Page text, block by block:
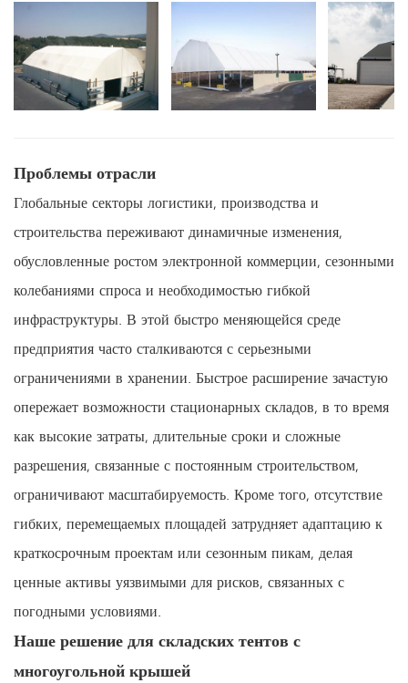
Проблемы отрасли
Глобальные секторы логистики, производства и
строительства переживают динамичные изменения,
обусловленные ростом электронной коммерции, сезонными
колебаниями спроса и необходимостью гибкой
инфраструктуры. В этой быстро меняющейся среде
предприятия часто сталкиваются с серьезными
ограничениями в хранении. Быстрое расширение зачастую
опережает возможности стационарных складов, в то время
как высокие затраты, длительные сроки и сложные
разрешения, связанные с постоянным строительством,
ограничивают масштабируемость. Кроме того, отсутствие
гибких, перемещаемых площадей затрудняет адаптацию к
краткосрочным проектам или сезонным пикам, делая
ценные активы уязвимыми для рисков, связанных с
погодными условиями.
Наше решение для складских тентов с
многоугольной крышей